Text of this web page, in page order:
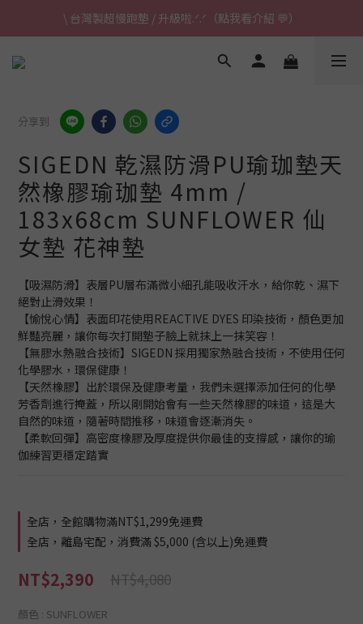
\ 台灣製超慢跑墊 / 升級啦.ᐟ.ᐟ（點我看介紹 💬）
\ 台灣製超慢跑墊 / 升級啦.ᐟ.ᐟ（點我看介紹 💬）
✈ 港澳免運｜滿HK$1,239免運 (指定商品)
分享到
SIGEDN 乾濕防滑PU瑜珈墊天
然橡膠瑜珈墊 4mm /
183x68cm SUNFLOWER 仙
女墊 花神墊
【吸濕防滑】表層PU層布滿微小細孔能吸收汗水，給你乾、濕下
絕對止滑效果！
【愉悅心情】表面印花使用REACTIVE DYES 印染技術，顏色更加
鮮豔亮麗，讓你每次打開墊子臉上就抹上一抹笑容！
【無膠水熱融合技術】SIGEDN 採用獨家熱融合技術，不使用任何
化學膠水，環保健康！
【天然橡膠】出於環保及健康考量，我們未選擇添加任何的化學
芳香劑進行掩蓋，所以剛開始會有一些天然橡膠的味道，這是大
自然的味道，隨著時間推移，味道會逐漸消失。
【柔軟回彈】高密度橡膠及厚度提供你最佳的支撐感，讓你的瑜
伽練習更穩定踏實
全店，全館購物滿NT$1,299免運費
全店，離島宅配，消費滿 $5,000 (含以上)免運費
NT$2,390 NT$4,080
顏色 : SUNFLOWER